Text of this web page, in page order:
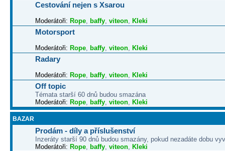
Cestování nejen s Xsarou
Moderátoři: Rope, baffy, viteon, Kleki
Motorsport
Moderátoři: Rope, baffy, viteon, Kleki
Radary
Moderátoři: Rope, baffy, viteon, Kleki
Off topic
Témata starší 60 dnů budou smazána
Moderátoři: Rope, baffy, viteon, Kleki
BAZAR
Prodám - díly a příslušenství
Inzeráty starší 90 dnů budou smazány, pokud nezadáte dobu
Moderátoři: Rope, baffy, viteon, Kleki